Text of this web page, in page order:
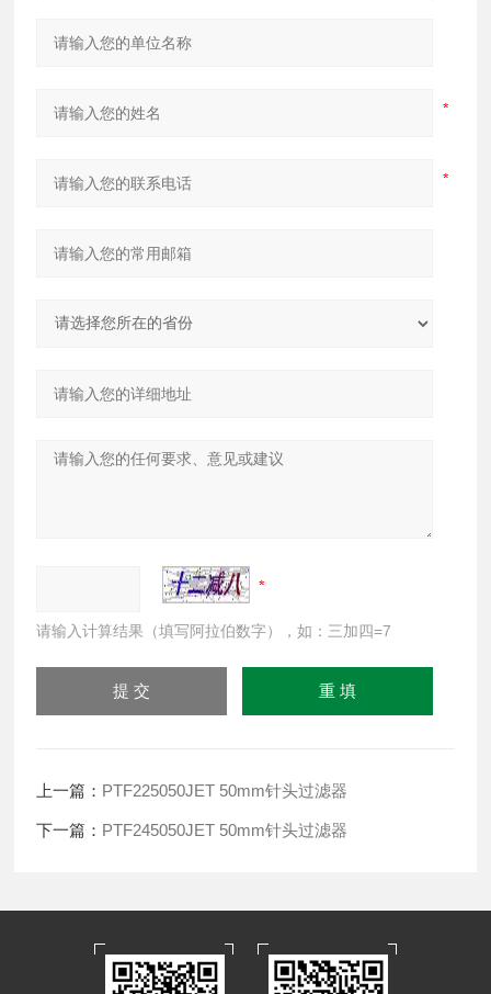
请输入计算结果（填写阿拉伯数字），如：三加四=7
上一篇： PTF225050JET 50mm针头过滤器
下一篇： PTF245050JET 50mm针头过滤器